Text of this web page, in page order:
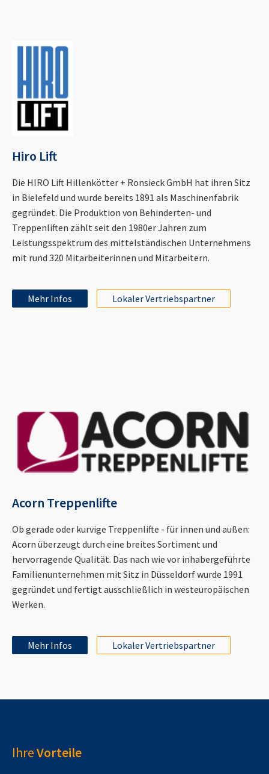
Hiro Lift
Die HIRO Lift Hillenkötter + Ronsieck GmbH hat ihren Sitz
in Bielefeld und wurde bereits 1891 als Maschinenfabrik
gegründet. Die Produktion von Behinderten- und
Treppenliften zählt seit den 1980er Jahren zum
Leistungsspektrum des mittelständischen Unternehmens
mit rund 320 Mitarbeiterinnen und Mitarbeitern.
Mehr Infos Lokaler Vertriebspartner
Acorn Treppenlifte
Ob gerade oder kurvige Treppenlifte - für innen und außen:
Acorn überzeugt durch eine breites Sortiment und
hervorragende Qualität. Das nach wie vor inhabergeführte
Familienunternehmen mit Sitz in Düsseldorf wurde 1991
gegründet und fertigt ausschließlich in westeuropäischen
Werken.
Mehr Infos Lokaler Vertriebspartner
IhreVorteile